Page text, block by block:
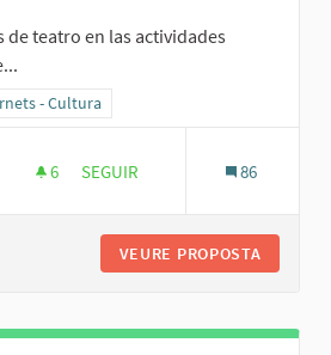
teatro en las actividades
la categoria: Sencelles poble i Jornets -
- Cultura
6 6 SEGUIDORES
SEGUIR 86
VEURE PROPOSTA